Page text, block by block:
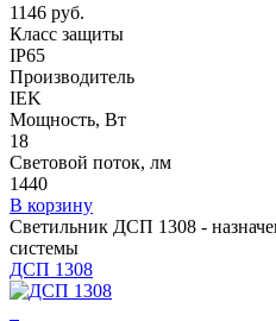
1146 руб.
Класс защиты
IP65
Производитель
IEK
Мощность, Вт
18
Световой поток, лм
1440
В корзину
Светильник ДСП 1308 -
системы
ДСП 1308